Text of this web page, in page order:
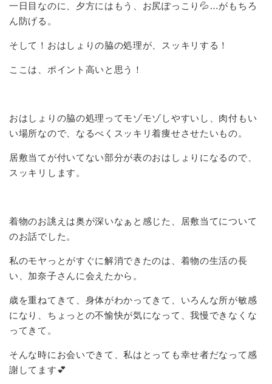
一日目なのに、夕方にはもう、お尻ぽっこり💦…がもちろ
ん防げる。
そして！おはしょりの脇の処理が、スッキリする！
ここは、ポイント高いと思う！
おはしょりの脇の処理ってモゾモゾしやすいし、肉付もい
い場所なので、なるべくスッキリ着痩せさせたいもの。
居敷当てが付いてない部分が表のおはしょりになるので、
スッキリします。
着物のお誂えは奥が深いなぁと感じた、居敷当てについて
のお話でした。
私のモヤっとがすぐに解消できたのは、着物の生活の長
い、加奈子さんに会えたから。
歳を重ねてきて、身体がわかってきて、いろんな所が敏感
になり、ちょっとの不愉快が気になって、我慢できなくな
ってきて。
そんな時にお会いできて、私はとっても幸せ者だなって感
謝してます💕